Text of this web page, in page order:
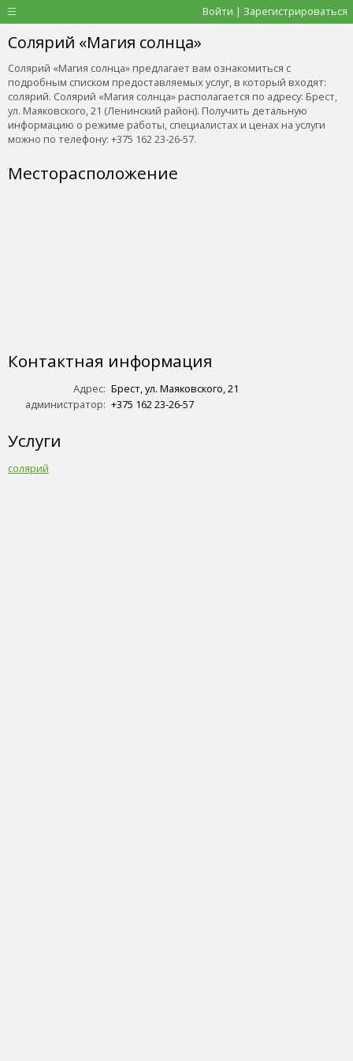
Войти | Зарегистрироваться
Солярий «Магия солнца»
Солярий «Магия солнца» предлагает вам ознакомиться с
подробным списком предоставляемых услуг, в который входят:
солярий. Солярий «Магия солнца» располагается по адресу: Брест,
ул. Маяковского, 21 (Ленинский район). Получить детальную
информацию о режиме работы, специалистах и ценах на услуги
можно по телефону: +375 162 23-26-57.
Месторасположение
Контактная информация
Адрес: Брест, ул. Маяковского, 21
администратор: +375 162 23-26-57
Услуги
солярий